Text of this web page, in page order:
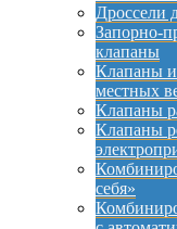
Дроссели
Запорно-
клапаны
Клапаны и
местных
Клапаны
Клапаны
себя»